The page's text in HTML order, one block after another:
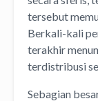
tersebut
Berkali-kali
terakhir
terdistribusi
Sebagian